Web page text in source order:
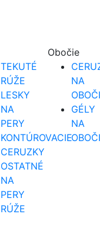
TEKUTÉ
RÚŽE
LESKY
NA
PERY
KONTÚROVACIE
CERUZKY
OSTATNÉ
NA
PERY
RÚŽE
Obočie
NA
GÉLY
NA